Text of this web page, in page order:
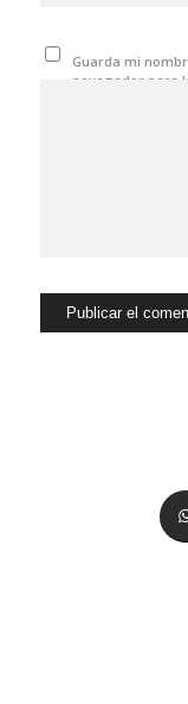
Guarda mi
navegador para